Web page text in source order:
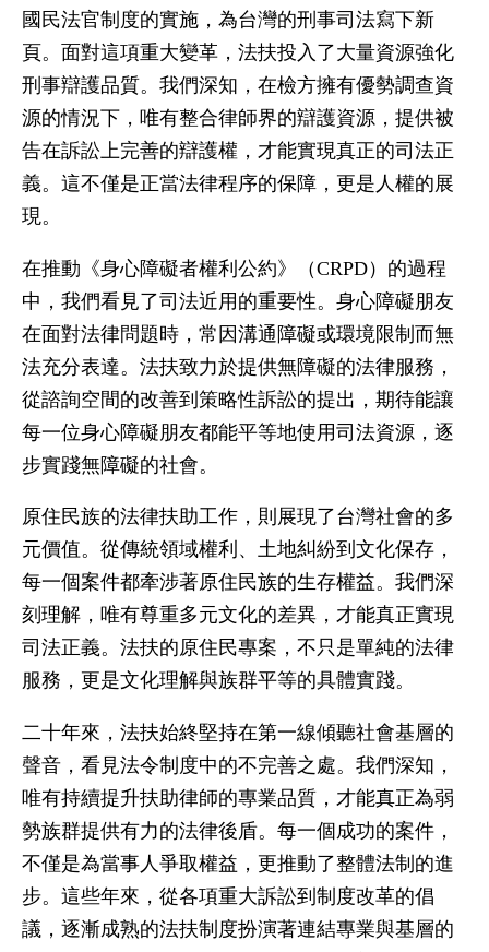
國民法官制度的實施，為台灣的刑事司法寫下新
頁。面對這項重大變革，法扶投入了大量資源強化
刑事辯護品質。我們深知，在檢方擁有優勢調查資
源的情況下，唯有整合律師界的辯護資源，提供被
告在訴訟上完善的辯護權，才能實現真正的司法正
義。這不僅是正當法律程序的保障，更是人權的展
現。
在推動《身心障礙者權利公約》（CRPD）的過程
中，我們看見了司法近用的重要性。身心障礙朋友
在面對法律問題時，常因溝通障礙或環境限制而無
法充分表達。法扶致力於提供無障礙的法律服務，
從諮詢空間的改善到策略性訴訟的提出，期待能讓
每一位身心障礙朋友都能平等地使用司法資源，逐
步實踐無障礙的社會。
原住民族的法律扶助工作，則展現了台灣社會的多
元價值。從傳統領域權利、土地糾紛到文化保存，
每一個案件都牽涉著原住民族的生存權益。我們深
刻理解，唯有尊重多元文化的差異，才能真正實現
司法正義。法扶的原住民專案，不只是單純的法律
服務，更是文化理解與族群平等的具體實踐。
二十年來，法扶始終堅持在第一線傾聽社會基層的
聲音，看見法令制度中的不完善之處。我們深知，
唯有持續提升扶助律師的專業品質，才能真正為弱
勢族群提供有力的法律後盾。每一個成功的案件，
不僅是為當事人爭取權益，更推動了整體法制的進
步。這些年來，從各項重大訴訟到制度改革的倡
議，逐漸成熟的法扶制度扮演著連結專業與基層的